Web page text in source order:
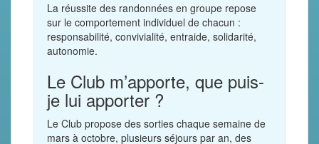
La réussite des randonnées en groupe repose
sur le comportement individuel de chacun :
responsabilité, convivialité, entraide, solidarité,
autonomie.
Le Club m’apporte, que puis-
je lui apporter ?
Le Club propose des sorties chaque semaine de
mars à octobre, plusieurs séjours par an, des